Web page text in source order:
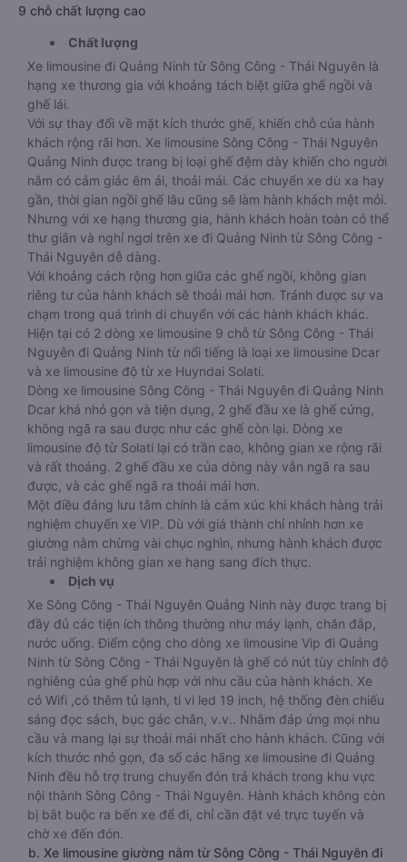
9 chỗ chất lượng cao
Chất lượng
Xe limousine đi Quảng Ninh từ Sông Công - Thái Nguyên là
hạng xe thương gia với khoảng tách biệt giữa ghế ngồi và
ghế lái.
Với sự thay đổi về mặt kích thước ghế, khiến chỗ của hành
khách rộng rãi hơn. Xe limousine Sông Công - Thái Nguyên
Quảng Ninh được trang bị loại ghế đệm dày khiến cho người
nằm có cảm giác êm ái, thoải mái. Các chuyến xe dù xa hay
gần, thời gian ngồi ghế lâu cũng sẽ làm hành khách mệt mỏi.
Nhưng với xe hạng thương gia, hành khách hoàn toàn có thể
thư giãn và nghỉ ngơi trên xe đi Quảng Ninh từ Sông Công -
Thái Nguyên dễ dàng.
Với khoảng cách rộng hơn giữa các ghế ngồi, không gian
riêng tư của hành khách sẽ thoải mái hơn. Tránh được sự va
chạm trong quá trình di chuyển với các hành khách khác.
Hiện tại có 2 dòng xe limousine 9 chỗ từ Sông Công - Thái
Nguyên đi Quảng Ninh từ nổi tiếng là loại xe limousine Dcar
và xe limousine độ từ xe Huyndai Solati.
Dòng xe limousine Sông Công - Thái Nguyên đi Quảng Ninh
Dcar khá nhỏ gọn và tiện dụng, 2 ghế đầu xe là ghế cứng,
không ngã ra sau được như các ghế còn lại. Dòng xe
limousine độ từ Solati lại có trần cao, không gian xe rộng rãi
và rất thoáng. 2 ghế đầu xe của dòng này vẫn ngã ra sau
được, và các ghế ngã ra thoải mái hơn.
Một điều đáng lưu tâm chính là cảm xúc khi khách hàng trải
nghiệm chuyến xe VIP. Dù với giá thành chỉ nhỉnh hơn xe
giường nằm chừng vài chục nghìn, nhưng hành khách được
trải nghiệm không gian xe hạng sang đích thực.
Dịch vụ
Xe Sông Công - Thái Nguyên Quảng Ninh này được trang bị
đầy đủ các tiện ích thông thường như máy lạnh, chăn đắp,
nước uống. Điểm cộng cho dòng xe limousine Vip đi Quảng
Ninh từ Sông Công - Thái Nguyên là ghế có nút tùy chỉnh độ
nghiêng của ghế phù hợp với nhu cầu của hành khách. Xe
có Wifi ,có thêm tủ lạnh, ti vi led 19 inch, hệ thống đèn chiếu
sáng đọc sách, bục gác chân, v.v.. Nhằm đáp ứng mọi nhu
cầu và mang lại sự thoải mái nhất cho hành khách. Cũng với
kích thước nhỏ gọn, đa số các hãng xe limousine đi Quảng
Ninh đều hỗ trợ trung chuyển đón trả khách trong khu vực
nội thành Sông Công - Thái Nguyên. Hành khách không còn
bị bắt buộc ra bến xe để đi, chỉ cần đặt vé trực tuyến và
chờ xe đến đón.
b. Xe limousine giường nằm từ Sông Công - Thái Nguyên đi